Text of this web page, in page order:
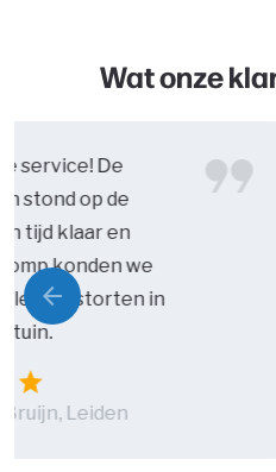
Wat onze
service! De
stond op de
tijd klaar en
konden we
storten in
star
Bruijn, Leiden
arrow_backVorige